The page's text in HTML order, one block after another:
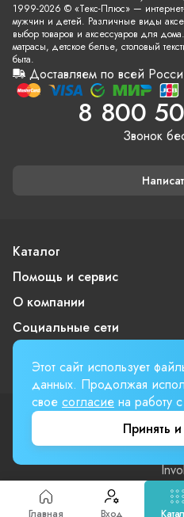
Главная Вход
1999-2026 © «Текс-Плюс» —
мужчин и детей. Различные виды
выбор товаров и аксессуаров для
матрасы, детское белье, столовый
быта.
Доставляем по всей
8 800
Звонок
Каталог
Помощь и сервис
О компании
Социальные сети
Покупателям
Этот сайт использует
данных. Продолжая
свое согласие на работу
Принять